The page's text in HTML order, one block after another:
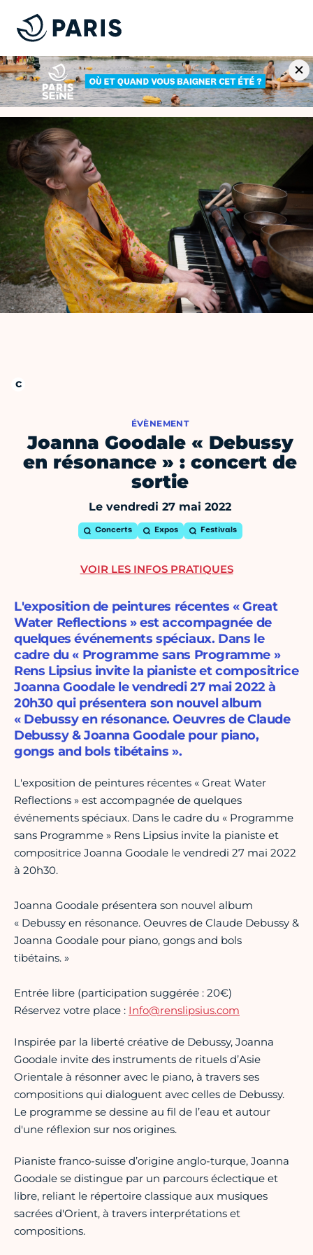
ÉVÈNEMENT
Joanna Goodale « Debussy
en résonance » : concert de
sortie
Le vendredi 27 mai 2022
Concerts Expos Festivals
L'exposition de peintures récentes « Great
Water Reflections » est accompagnée de
quelques événements spéciaux. Dans le
cadre du « Programme sans Programme »
Rens Lipsius invite la pianiste et compositrice
Joanna Goodale le vendredi 27 mai 2022 à
20h30 qui présentera son nouvel album
« Debussy en résonance. Oeuvres de Claude
Debussy & Joanna Goodale pour piano,
gongs and bols tibétains ».
L'exposition de peintures récentes « Great Water
Reflections » est accompagnée de quelques
événements spéciaux. Dans le cadre du « Programme
sans Programme » Rens Lipsius invite la pianiste et
compositrice Joanna Goodale le vendredi 27 mai 2022
à 20h30.
Joanna Goodale présentera son nouvel album
« Debussy en résonance. Oeuvres de Claude Debussy &
Joanna Goodale pour piano, gongs and bols
tibétains. »
Entrée libre (participation suggérée : 20€)
Réservez votre place : Info@renslipsius.com
Inspirée par la liberté créative de Debussy, Joanna
Goodale invite des instruments de rituels d’Asie
Orientale à résonner avec le piano, à travers ses
compositions qui dialoguent avec celles de Debussy.
Le programme se dessine au fil de l’eau et autour
d'une réflexion sur nos origines.
Pianiste franco-suisse d’origine anglo-turque, Joanna
Goodale se distingue par un parcours éclectique et
libre, reliant le répertoire classique aux musiques
sacrées d'Orient, à travers interprétations et
compositions.
VOIR LES INFOS PRATIQUES